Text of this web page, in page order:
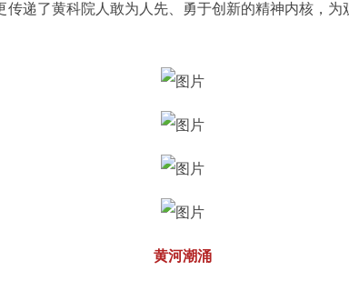
传递了黄科院人敢为人先、勇于创新的精神内核，
黄河潮涌